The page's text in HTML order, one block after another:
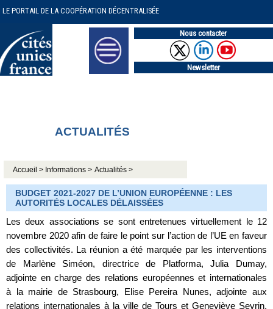
LE PORTAIL DE LA COOPÉRATION DÉCENTRALISÉE
Nous contacter
Newsletter
ACTUALITÉS
Accueil > Informations > Actualités >
BUDGET 2021-2027 DE L’UNION EUROPÉENNE : LES
AUTORITÉS LOCALES DÉLAISSÉES
Les deux associations se sont entretenues virtuellement le 12
novembre 2020 afin de faire le point sur l’action de l’UE en faveur
des collectivités. La réunion a été marquée par les interventions
de Marlène Siméon, directrice de Platforma, Julia Dumay,
adjointe en charge des relations européennes et internationales
à la mairie de Strasbourg, Elise Pereira Nunes, adjointe aux
relations internationales à la ville de Tours et Geneviève Sevrin,